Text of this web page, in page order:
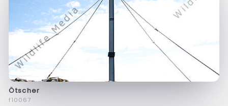
Ötscher
f10067